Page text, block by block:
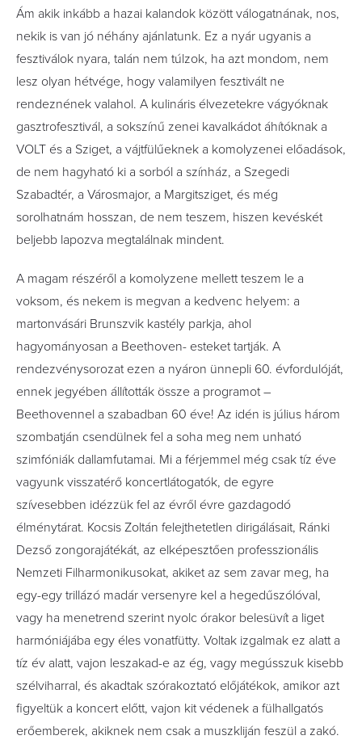
Ám akik inkább a hazai kalandok között válogatnának, nos,
nekik is van jó néhány ajánlatunk. Ez a nyár ugyanis a
fesztiválok nyara, talán nem túlzok, ha azt mondom, nem
lesz olyan hétvége, hogy valamilyen fesztivált ne
rendeznének valahol. A kulináris élvezetekre vágyóknak
gasztrofesztivál, a sokszínű zenei kavalkádot áhítóknak a
VOLT és a Sziget, a vájtfülűeknek a komolyzenei előadások,
de nem hagyható ki a sorból a színház, a Szegedi
Szabadtér, a Városmajor, a Margitsziget, és még
sorolhatnám hosszan, de nem teszem, hiszen kevéskét
beljebb lapozva megtalálnak mindent.
A magam részéről a komolyzene mellett teszem le a
voksom, és nekem is megvan a kedvenc helyem: a
martonvásári Brunszvik kastély parkja, ahol
hagyományosan a Beethoven- esteket tartják. A
rendezvénysorozat ezen a nyáron ünnepli 60. évfordulóját,
ennek jegyében állították össze a programot –
Beethovennel a szabadban 60 éve! Az idén is július három
szombatján csendülnek fel a soha meg nem unható
szimfóniák dallamfutamai. Mi a férjemmel még csak tíz éve
vagyunk visszatérő koncertlátogatók, de egyre
szívesebben idézzük fel az évről évre gazdagodó
élménytárat. Kocsis Zoltán felejthetetlen dirigálásait, Ránki
Dezső zongorajátékát, az elképesztően professzionális
Nemzeti Filharmonikusokat, akiket az sem zavar meg, ha
egy-egy trillázó madár versenyre kel a hegedűszólóval,
vagy ha menetrend szerint nyolc órakor belesüvít a liget
harmóniájába egy éles vonatfütty. Voltak izgalmak ez alatt a
tíz év alatt, vajon leszakad-e az ég, vagy megússzuk kisebb
szélviharral, és akadtak szórakoztató előjátékok, amikor azt
figyeltük a koncert előtt, vajon kit védenek a fülhallgatós
erőemberek, akiknek nem csak a muszkliján feszül a zakó.